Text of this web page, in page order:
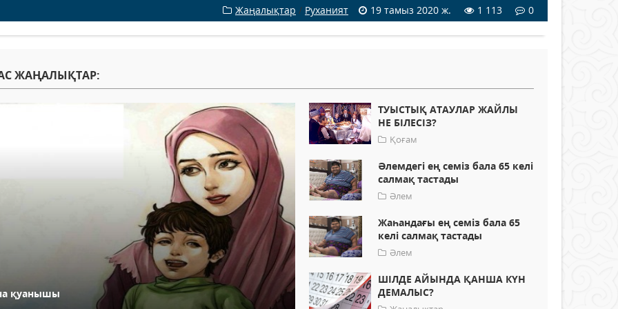
Жаңалықтар / Руханият 19 тамыз 2020 ж. 1 113 0
ЖАҢАЛЫҚТАР:
қуанышы
ТУЫСТЫҚ АТАУЛАР ЖАЙЛЫ
НЕ БІЛЕСІЗ?
Қоғам
Әлемдегі ең семіз бала 65 келі
салмақ тастады
Әлем
Жаһандағы ең семіз бала 65
келі салмақ тастады
Әлем
ШІЛДЕ АЙЫНДА ҚАНША КҮН
ДЕМАЛЫС?